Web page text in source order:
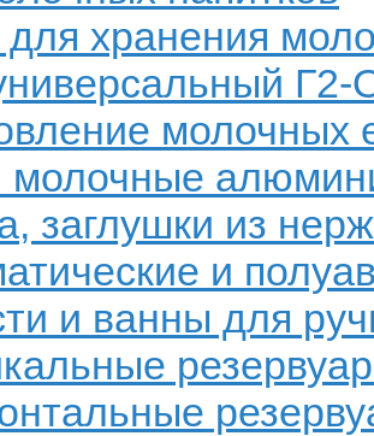
для хранения
молочных
молочные
заглушки из
и
и ванны для